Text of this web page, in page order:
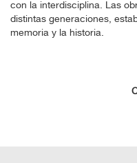
con la interdisciplina. Las
distintas generaciones,
memoria y la historia.